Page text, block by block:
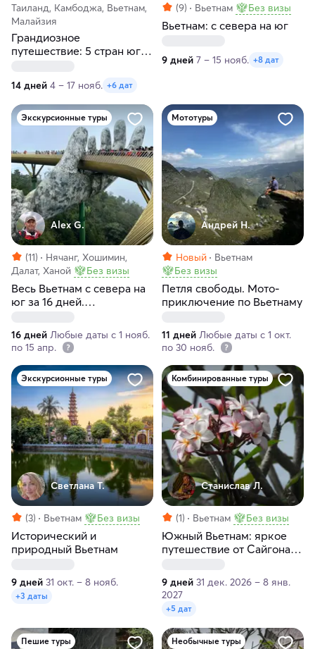
Таиланд, Камбоджа, Вьетнам,
Малайзия
Грандиозное
путешествие: 5 стран юго-
14 дней 4 – 17 нояб. +6 дат
(9) Вьетнам Без визы
Вьетнам: с севера на юг
9 дней 7 – 15 нояб. +8 дат
Экскурсионные туры
Alex G.
(11)
Нячанг, Хошимин,
Далат, Ханой
Без визы
Весь Вьетнам с севера на
юг за 16 дней.
16 дней Любые даты с 1 нояб.
по 15 апр.
Мототуры
Андрей Н.
Новый
Вьетнам
Без визы
Петля свободы. Мото-
приключение по Вьетнаму
11 дней Любые даты с 1 окт.
по 30 нояб.
Экскурсионные туры
Светлана Т.
(3) Вьетнам Без визы
Исторический и
природный Вьетнам
9 дней 31 окт. – 8 нояб.
+3 даты
Комбинированные туры
Станислав Л.
(1) Вьетнам Без визы
Южный Вьетнам: яркое
путешествие от Сайгона
9 дней 31 дек. 2026 – 8 янв.
2027
+5 дат
Пешие туры Необычные туры